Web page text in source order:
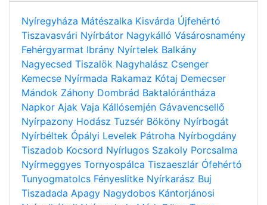
Nyíregyháza Mátészalka Kisvárda Újfehértó
Tiszavasvári Nyírbátor Nagykálló Vásárosnamény
Fehérgyarmat Ibrány Nyírtelek Balkány
Nagyecsed Tiszalök Nagyhalász Csenger
Kemecse Nyírmada Rakamaz Kótaj Demecser
Mándok Záhony Dombrád Baktalórántháza
Napkor Ajak Vaja Kállósemjén Gávavencsellő
Nyírpazony Hodász Tuzsér Bököny Nyírbogát
Nyírbéltek Ópályi Levelek Pátroha Nyírbogdány
Tiszadob Kocsord Nyírlugos Szakoly Porcsalma
Nyírmeggyes Tornyospálca Tiszaeszlár Ófehértó
Tunyogmatolcs Fényeslitke Nyírkarász Buj
Tiszadada Apagy Nagydobos Kántorjánosi